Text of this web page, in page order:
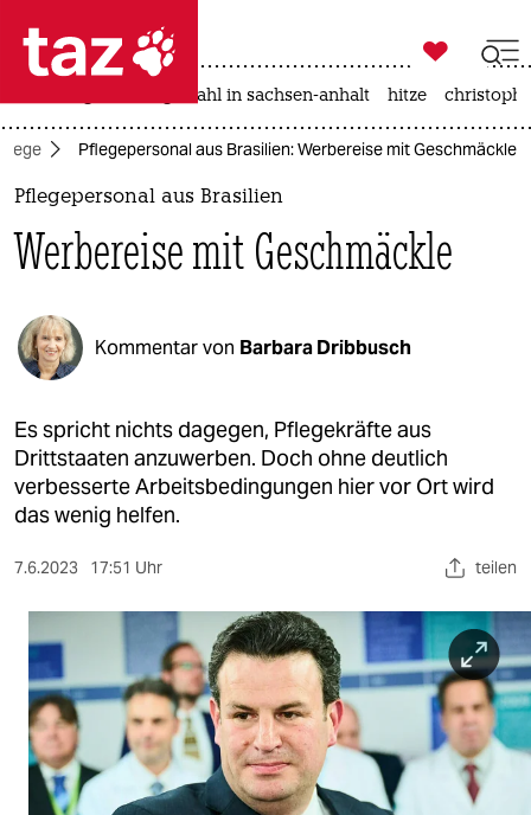
 taz zahl ich
taz zahl ich
themen
politik
öko
gesellschaft
kultur
sport
wahrheit
verlag
verlag
veranstaltungen

taz zahl ich
landtagswahl in sachsen-anhalt hitze
Pflegepersonal aus Brasilien: Werbereise mit Geschmäckle
Pflegepersonal aus Brasilien
Werbereise mit Geschmäckle
Kommentar von Barbara Dribbusch
Es spricht nichts dagegen, Pflegekräfte aus
Drittstaaten anzuwerben. Doch ohne deutlich
verbesserte Arbeitsbedingungen hier vor Ort wird
das wenig helfen.
7.6.2023 17:51 Uhr teilen